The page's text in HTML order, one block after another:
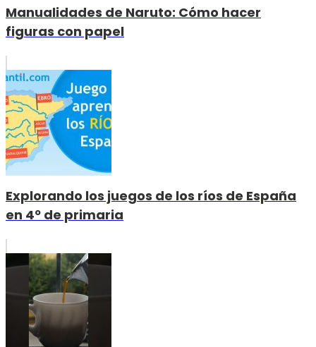
Manualidades de Naruto: Cómo hacer
figuras con papel
Explorando los juegos de los ríos de España
en 4º de primaria